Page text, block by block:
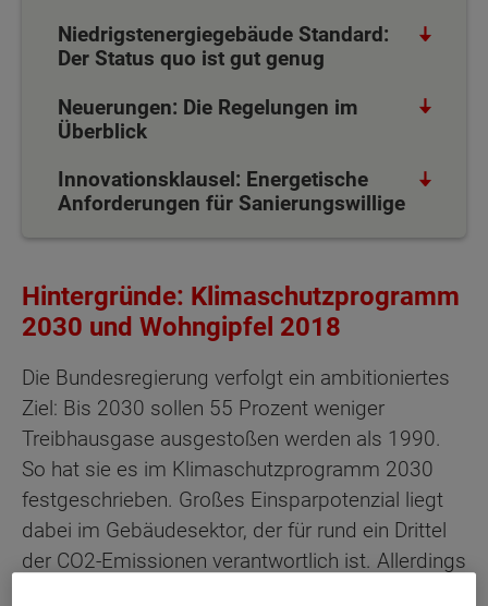
Niedrigstenergiegebäude Standard:
Der Status quo ist gut genug
Neuerungen: Die Regelungen im
Überblick
Innovationsklausel: Energetische
Anforderungen für Sanierungswillige
Hintergründe: Klimaschutzprogramm
2030 und Wohngipfel 2018
Die Bundesregierung verfolgt ein ambitioniertes
Ziel: Bis 2030 sollen 55 Prozent weniger
Treibhausgase ausgestoßen werden als 1990.
So hat sie es im Klimaschutzprogramm 2030
festgeschrieben. Großes Einsparpotenzial liegt
dabei im Gebäudesektor, der für rund ein Drittel
der CO2-Emissionen verantwortlich ist. Allerdings